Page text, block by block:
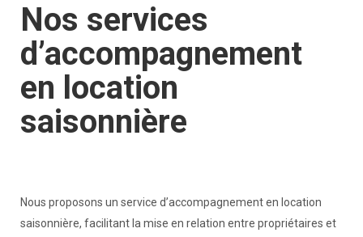
Nos services
d’accompagnement
en location
saisonnière
Nous proposons un service d’accompagnement en location
saisonnière, facilitant la mise en relation entre propriétaires et